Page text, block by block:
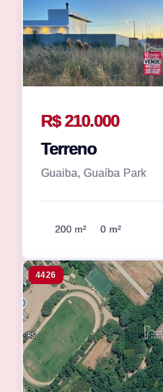
R$ 210.000
Terreno
Guaiba, Guaíba Park
200 m² 0 m²
4426